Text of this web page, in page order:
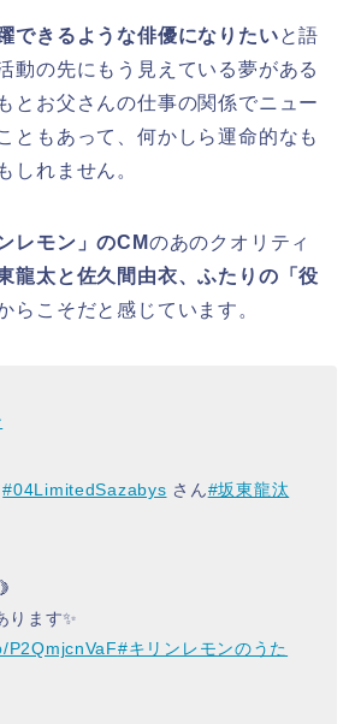
できるような俳優になりたいと語
動の先にもう見えている夢がある
とお父さんの仕事の関係でニュー
ともあって、何かしら運命的なも
しれません。
レモン」のCMのあのクオリティ
龍太と佐久間由衣、ふたりの「役
らこそだと感じています。
#04LimitedSazabys さん#坂東龍汰
ります✨
P2QmjcnVaF#キリンレモンのうた